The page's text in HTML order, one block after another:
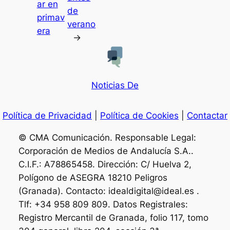
ar en
primav
era
de
verano
→
Noticias De
Política de Privacidad Política de Cookies Contactar
© CMA Comunicación. Responsable Legal:
Corporación de Medios de Andalucía S.A..
C.I.F.: A78865458. Dirección: C/ Huelva 2,
Polígono de ASEGRA 18210 Peligros
(Granada). Contacto: idealdigital@ideal.es .
Tlf: +34 958 809 809. Datos Registrales:
Registro Mercantil de Granada, folio 117, tomo